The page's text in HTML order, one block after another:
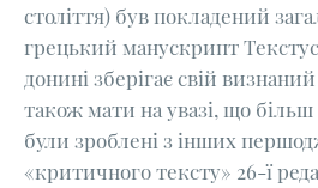
століття) був покладений
грецький манускрипт
донині зберігає свій
також мати на увазі, що більш
були зроблені з інших
«критичного тексту» 26-ї